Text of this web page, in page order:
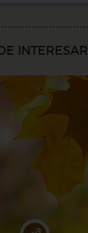
INTERESAR